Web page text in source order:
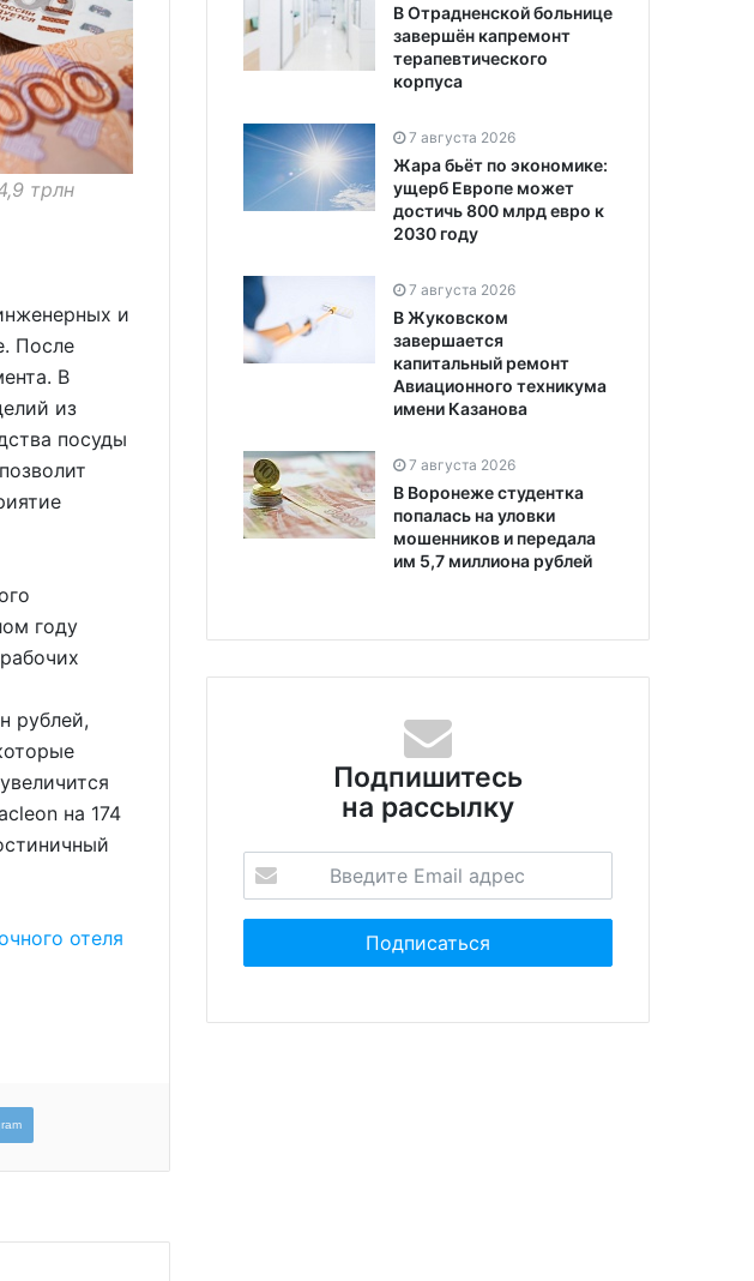
трлн
и
После
В
из
посуды
году
рублей,
на 174
отеля
В Отрадненской больнице
завершён капремонт
терапевтического
корпуса
7 августа 2026
Жара бьёт по экономике:
ущерб Европе может
достичь 800 млрд евро к
2030 году
7 августа 2026
В Жуковском
завершается
капитальный ремонт
Авиационного техникума
имени Казанова
7 августа 2026
В Воронеже студентка
попалась на уловки
мошенников и передала
им 5,7 миллиона рублей
Подпишитесь
на рассылку